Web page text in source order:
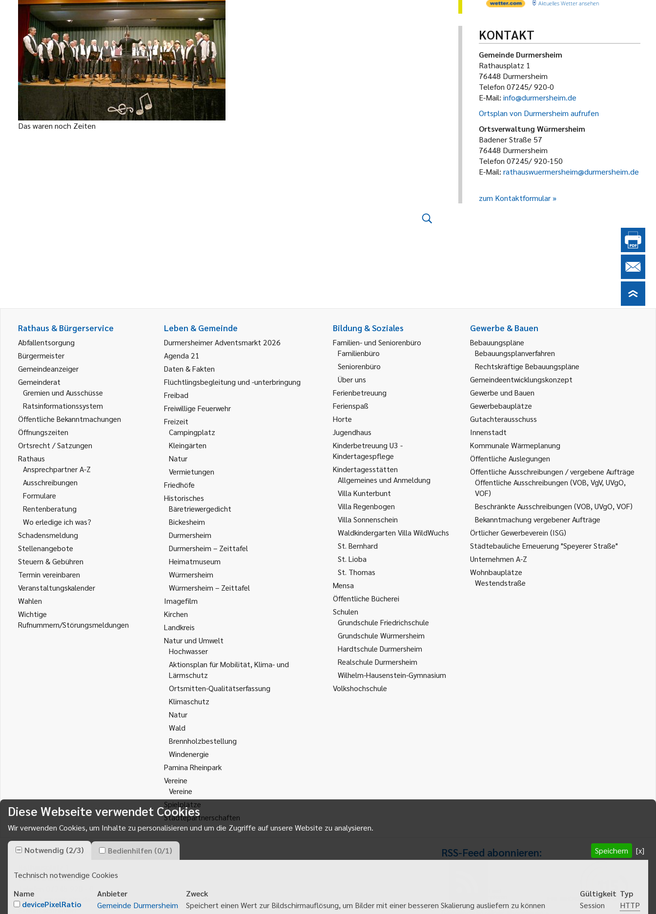
Das waren noch Zeiten
Aktuelles Wetter ansehen
KONTAKT
Gemeinde Durmersheim
Rathausplatz 1
76448 Durmersheim
Telefon 07245/ 920-0
E-Mail: info@durmersheim.de
Ortsplan von Durmersheim aufrufen
Ortsverwaltung Würmersheim
Badener Straße 57
76448 Durmersheim
Telefon 07245/ 920-150
E-Mail: rathauswuermersheim@durmersheim.de
zum Kontaktformular
Rathaus & Bürgerservice
Abfallentsorgung
Bürgermeister
Gemeindeanzeiger
Gemeinderat
Gremien und Ausschüsse
Ratsinformationssystem
Öffentliche Bekanntmachungen
Öffnungszeiten
Ortsrecht / Satzungen
Rathaus
Ansprechpartner A-Z
Ausschreibungen
Formulare
Rentenberatung
Wo erledige ich was?
Schadensmeldung
Stellenangebote
Steuern & Gebühren
Termin vereinbaren
Veranstaltungskalender
Wahlen
Wichtige
Rufnummern/Störungsmeldungen
Leben & Gemeinde
Durmersheimer Adventsmarkt 2026
Agenda 21
Daten & Fakten
Flüchtlingsbegleitung und -unterbringung
Freibad
Freiwillige Feuerwehr
Freizeit
Campingplatz
Kleingärten
Natur
Vermietungen
Friedhöfe
Historisches
Bäretriewergedicht
Bickesheim
Durmersheim
Durmersheim – Zeittafel
Heimatmuseum
Würmersheim
Würmersheim – Zeittafel
Imagefilm
Kirchen
Landkreis
Natur und Umwelt
Hochwasser
Aktionsplan für Mobilität, Klima- und
Lärmschutz
Ortsmitten-Qualitätserfassung
Klimaschutz
Natur
Wald
Brennholzbestellung
Windenergie
Pamina Rheinpark
Vereine
Vereine
Spielplätze
Städtepartnerschaften
Bildung & Soziales
Familien- und Seniorenbüro
Familienbüro
Seniorenbüro
Über uns
Ferienbetreuung
Ferienspaß
Horte
Jugendhaus
Kinderbetreuung U3 -
Kindertagespflege
Kindertagesstätten
Allgemeines und Anmeldung
Villa Kunterbunt
Villa Regenbogen
Villa Sonnenschein
Waldkindergarten Villa WildWuchs
St. Bernhard
St. Lioba
St. Thomas
Mensa
Öffentliche Bücherei
Schulen
Grundschule Friedrichschule
Grundschule Würmersheim
Hardtschule Durmersheim
Realschule Durmersheim
Wilhelm-Hausenstein-Gymnasium
Volkshochschule
Gewerbe & Bauen
Bebauungspläne
Bebauungsplanverfahren
Rechtskräftige Bebauungspläne
Gemeindeentwicklungskonzept
Gewerbe und Bauen
Gewerbebauplätze
Gutachterausschuss
Innenstadt
Kommunale Wärmeplanung
Öffentliche Auslegungen
Öffentliche Ausschreibungen / vergebene Aufträge
Öffentliche Ausschreibungen (VOB, VgV, UVgO,
VOF)
Beschränkte Ausschreibungen (VOB, UVgO, VOF)
Bekanntmachung vergebener Aufträge
Örtlicher Gewerbeverein (ISG)
Städtebauliche Erneuerung "Speyerer Straße"
Unternehmen A-Z
Wohnbauplätze
Westendstraße
Gemeinde Durmersheim
76448Durmersheim
info@durmersheim.de
E-Mail schreiben
RSS-Feed abonnieren:
Diese Webseite verwendet Cookies
Wir verwenden Cookies, um Inhalte zu personalisieren und um die Zugriffe auf unsere Website zu analysieren.
Notwendig (2/3) Bedienhilfen (0/1) Speichern [x]
Technisch notwendige Cookies
Name
Anbieter Zweck Gültigkeit Typ
devicePixelRatio
Gemeinde Durmersheim Speichert einen Wert zur Bildschirmauflösung, um Bilder mit einer besseren Skalierung ausliefern zu können Session
HTTP